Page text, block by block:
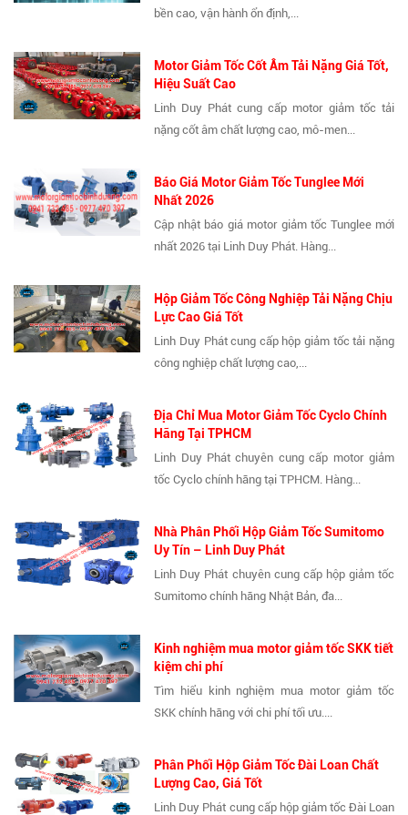
bền cao, vận hành ổn định,...
Motor Giảm Tốc Cốt Âm Tải Nặng Giá Tốt,
Hiệu Suất Cao
Linh Duy Phát cung cấp motor giảm tốc tải
nặng cốt âm chất lượng cao, mô-men...
Báo Giá Motor Giảm Tốc Tunglee Mới
Nhất 2026
Cập nhật báo giá motor giảm tốc Tunglee mới
nhất 2026 tại Linh Duy Phát. Hàng...
Hộp Giảm Tốc Công Nghiệp Tải Nặng Chịu
Lực Cao Giá Tốt
Linh Duy Phát cung cấp hộp giảm tốc tải nặng
công nghiệp chất lượng cao,...
Địa Chỉ Mua Motor Giảm Tốc Cyclo Chính
Hãng Tại TPHCM
Linh Duy Phát chuyên cung cấp motor giảm
tốc Cyclo chính hãng tại TPHCM. Hàng...
Nhà Phân Phối Hộp Giảm Tốc Sumitomo
Uy Tín – Linh Duy Phát
Linh Duy Phát chuyên cung cấp hộp giảm tốc
Sumitomo chính hãng Nhật Bản, đa...
Kinh nghiệm mua motor giảm tốc SKK tiết
kiệm chi phí
Tìm hiểu kinh nghiệm mua motor giảm tốc
SKK chính hãng với chi phí tối ưu....
Phân Phối Hộp Giảm Tốc Đài Loan Chất
Lượng Cao, Giá Tốt
Linh Duy Phát cung cấp hộp giảm tốc Đài Loan